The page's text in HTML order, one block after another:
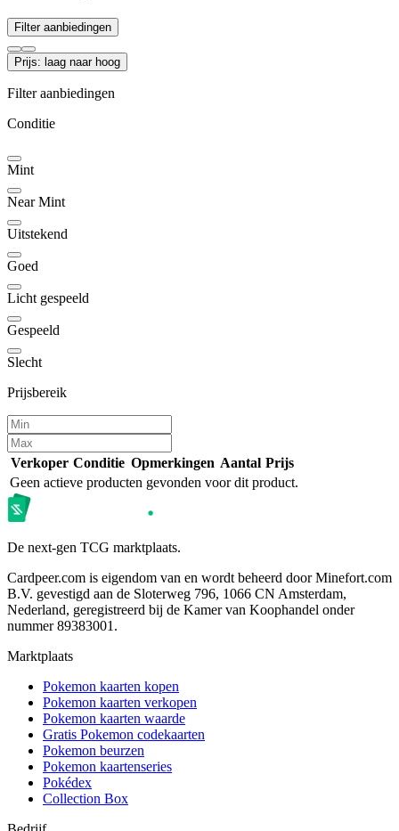
Filter aanbiedingen
Prijs: laag naar hoog
Filter aanbiedingen
Conditie
Mint
Near Mint
Uitstekend
Goed
Licht gespeeld
Gespeeld
Slecht
Prijsbereik
Verkoper Conditie Opmerkingen Aantal Prijs
Geen actieve producten gevonden voor dit product.
De next-gen TCG marktplaats.
Cardpeer.com is eigendom van en wordt beheerd door Minefort.com
B.V. gevestigd aan de Sloterweg 796, 1066 CN Amsterdam,
Nederland, geregistreerd bij de Kamer van Koophandel onder
nummer 89383001.
Marktplaats
Pokemon kaarten kopen
Pokemon kaarten verkopen
Pokemon kaarten waarde
Gratis Pokemon codekaarten
Pokemon beurzen
Pokemon kaartenseries
Pokédex
Collection Box